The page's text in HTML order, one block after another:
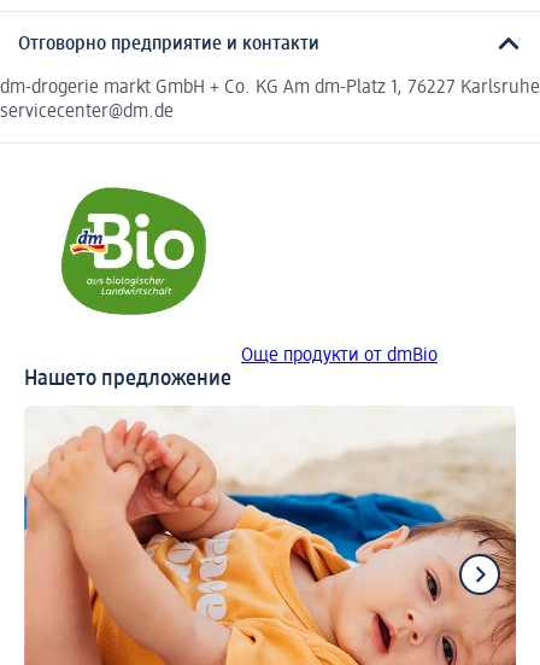
Отговорно предприятие и контакти
dm-drogerie markt GmbH + Co. KG Am dm-Platz 1, 76227 Karlsruhe
servicecenter@dm.de
Още продукти от dmBio
Нашето предложение